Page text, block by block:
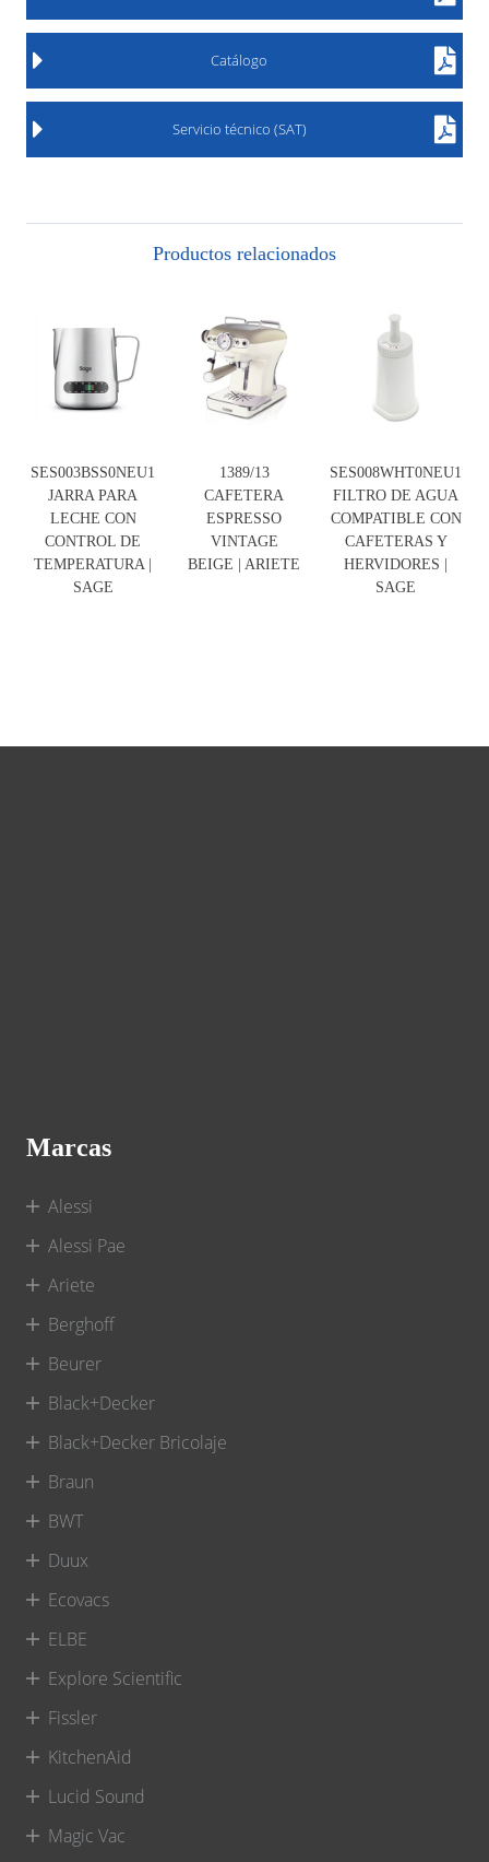
Catálogo
Servicio técnico (SAT)
Productos relacionados
SES003BSS0NEU1
JARRA PARA
LECHE CON
CONTROL DE
TEMPERATURA |
SAGE
1389/13
CAFETERA
ESPRESSO
VINTAGE
BEIGE | ARIETE
SES008WHT0NEU1
FILTRO DE AGUA
COMPATIBLE CON
CAFETERAS Y
HERVIDORES |
SAGE
Marcas
Alessi
Alessi Pae
Ariete
Berghoff
Beurer
Black+Decker
Black+Decker Bricolaje
Braun
BWT
Duux
Ecovacs
ELBE
Explore Scientific
Fissler
KitchenAid
Lucid Sound
Magic Vac